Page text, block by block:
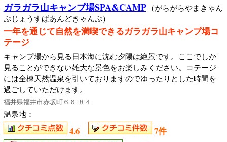
ガラガラ山キャンプ場SPA&CAMP （がらがらやまきゃん
ぷじょうすぱあんどきゃんぷ）
一年を通じて自然を満喫できるガラガラ山キャンプ場コ
テージ
キャンプ場から見る日本海に沈む夕陽は絶景です。ここでしか
見ることができない雄大な景色をお楽しみください。コテージ
には全棟天然温泉を引いておりますのでゆったりとした時間を
過ごしていただけます。
福井県福井市赤坂町６６‐８４
温泉地：
4.6
7件